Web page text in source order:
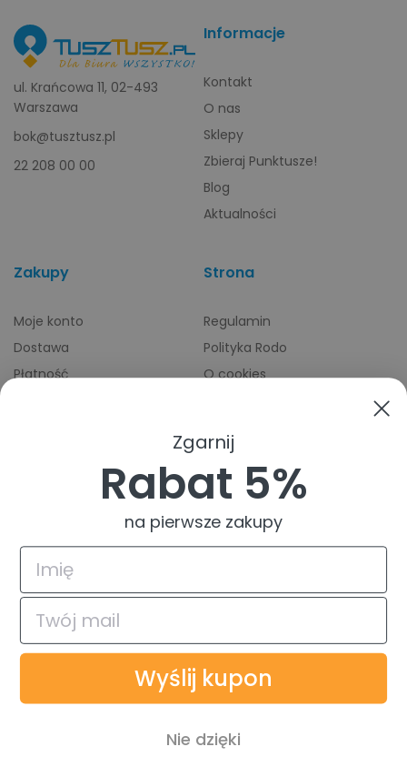
ul. Krańcowa 11, 02-493
Warszawa
bok@tusztusz.pl
22 208 00 00
Informacje
Kontakt
O nas
Sklepy
Zbieraj Punktusze!
Blog
Aktualności
Zakupy
Moje konto
Dostawa
Płatność
Strona
Regulamin
Polityka Rodo
O cookies
4.9
Na podstawie
© 2026 TuszTusz.pl - Warszawa
Bezpieczeństwo danych dzięki
Płatności obsługiwane przez
Zgarnij
Rabat 5%
na pierwsze zakupy
Wyślij kupon
Nie dzięki